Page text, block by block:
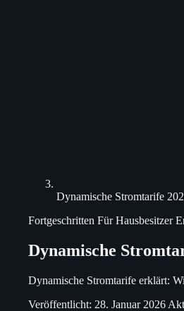
Dynamische Stromtarife
Fortgeschritten Für Hausbesitzer
Dynamische
Dynamische Stromtarife erklärt:
Veröffentlicht: 28. Januar 2026